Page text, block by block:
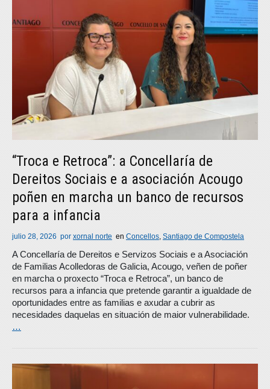
“Troca e Retroca”: a Concellaría de
Dereitos Sociais e a asociación Acougo
poñen en marcha un banco de recursos
para a infancia
julio 28, 2026 por xornal norte en Concellos, Santiago de Compostela
A Concellaría de Dereitos e Servizos Sociais e a Asociación
de Familias Acolledoras de Galicia, Acougo, veñen de poñer
en marcha o proxecto “Troca e Retroca”, un banco de
recursos para a infancia que pretende garantir a igualdade de
oportunidades entre as familias e axudar a cubrir as
necesidades daquelas en situación de maior vulnerabilidade.
…